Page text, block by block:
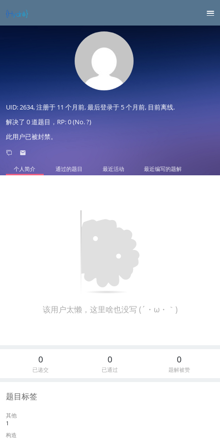
UID: 2634, 注册于 11 个月前, 最后登录于5 个月前, 目前离线.
解决了 0 道题目，RP: 0 (No. ?)
此用户已被封禁。
个人简介 通过的题目 最近活动 最近编写的题解
该用户太懒，这里啥也没写 (´・ω・｀)
0
已递交
0
已通过
0
题解被赞
题目标签
其他
1
构造